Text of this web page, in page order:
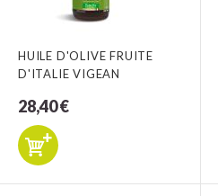
HUILE D'OLIVE FRUITE
D'ITALIE VIGEAN
28,40 €